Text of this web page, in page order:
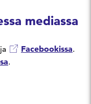
mediassa
ja Facebookissa.
.